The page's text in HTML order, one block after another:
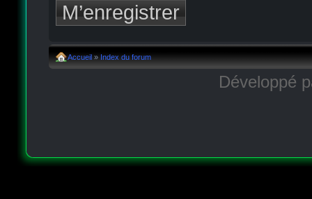
M’enregistrer
Accueil » Index du forum
Développé